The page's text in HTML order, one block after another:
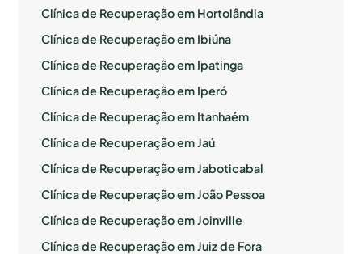
Clínica de Recuperação em Hortolândia
Clínica de Recuperação em Ibiúna
Clínica de Recuperação em Ipatinga
Clínica de Recuperação em Iperó
Clínica de Recuperação em Itanhaém
Clínica de Recuperação em Jaú
Clínica de Recuperação em Jaboticabal
Clínica de Recuperação em João Pessoa
Clínica de Recuperação em Joinville
Clínica de Recuperação em Juiz de Fora